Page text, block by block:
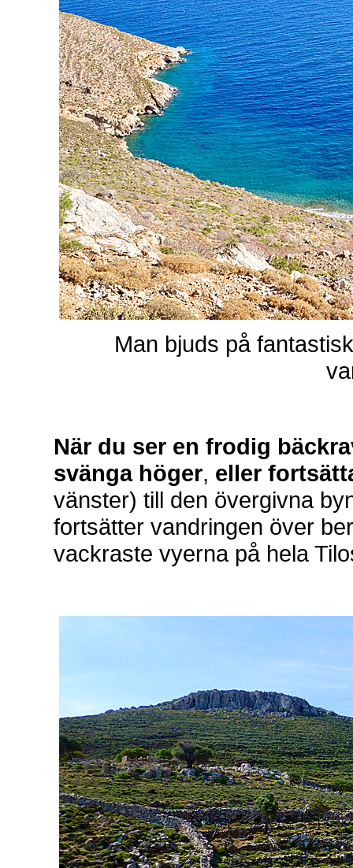
Man bjuds på
När du ser en frodig
svänga höger, eller
vänster) till den övergivna
fortsätter vandringen över
vackraste vyerna på hela